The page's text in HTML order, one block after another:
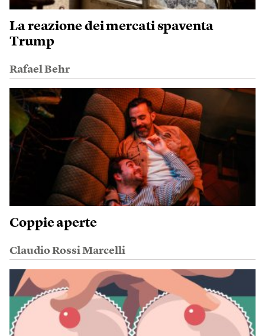
La reazione dei mercati spaventa
Trump
Rafael Behr
Coppie aperte
Claudio Rossi Marcelli